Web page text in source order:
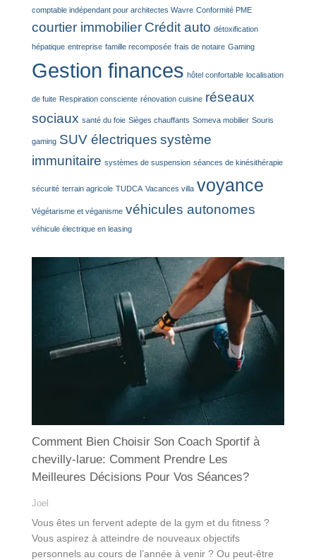
comptable indépendant pour architectes Wavre Conformité PME
courtier immobilier Crédit auto détoxification
hépatique entreprise famille recomposée frais de notaire Gaming
Gestion finances hôtel confortable localisation
de fuite Respiration consciente rénovation cuisine réseaux
sociaux santé du foie Sièges chauffants Someva mobilier Souris
gaming SUV électriques système
immunitaire systèmes de suspension séances de kinésithérapie
sécurité terrain agricole TUDCA Vacances villa voyance
Végétarisme et véganisme véhicules autonomes
véhicule électrique en leasing
Comment Bien Choisir Son Coach Sportif à
chevilly-larue: Comment Prendre Les
Meilleures Décisions Pour Vos Séances?
Joel
Vous êtes un fervent adepte de la gym et du fitness ?
Vous aspirez à atteindre de nouveaux objectifs
personnels au cours de l’année à venir ? Ou peut-être